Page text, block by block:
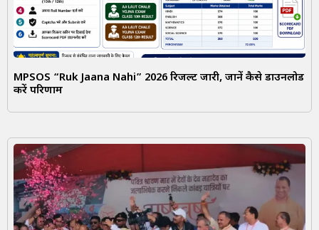
MPSOS “Ruk Jaana Nahi” 2026 रिजल्ट जारी, जानें कैसे डाउनलोड
करें परिणाम